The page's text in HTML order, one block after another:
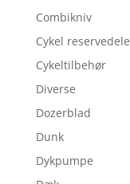
Combikniv
Cykel reservedele
Cykeltilbehør
Diverse
Dozerblad
Dunk
Dykpumpe